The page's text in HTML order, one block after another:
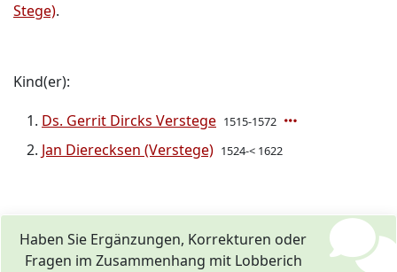
Stege).
Kind(er):
Ds. Gerrit Dircks Verstege 1515-1572
Jan Dierecksen (Verstege) 1524-< 1622
Haben Sie Ergänzungen, Korrekturen oder
Fragen im Zusammenhang mit Lobberich